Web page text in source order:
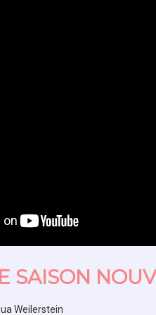
SAISON
Weilerstein